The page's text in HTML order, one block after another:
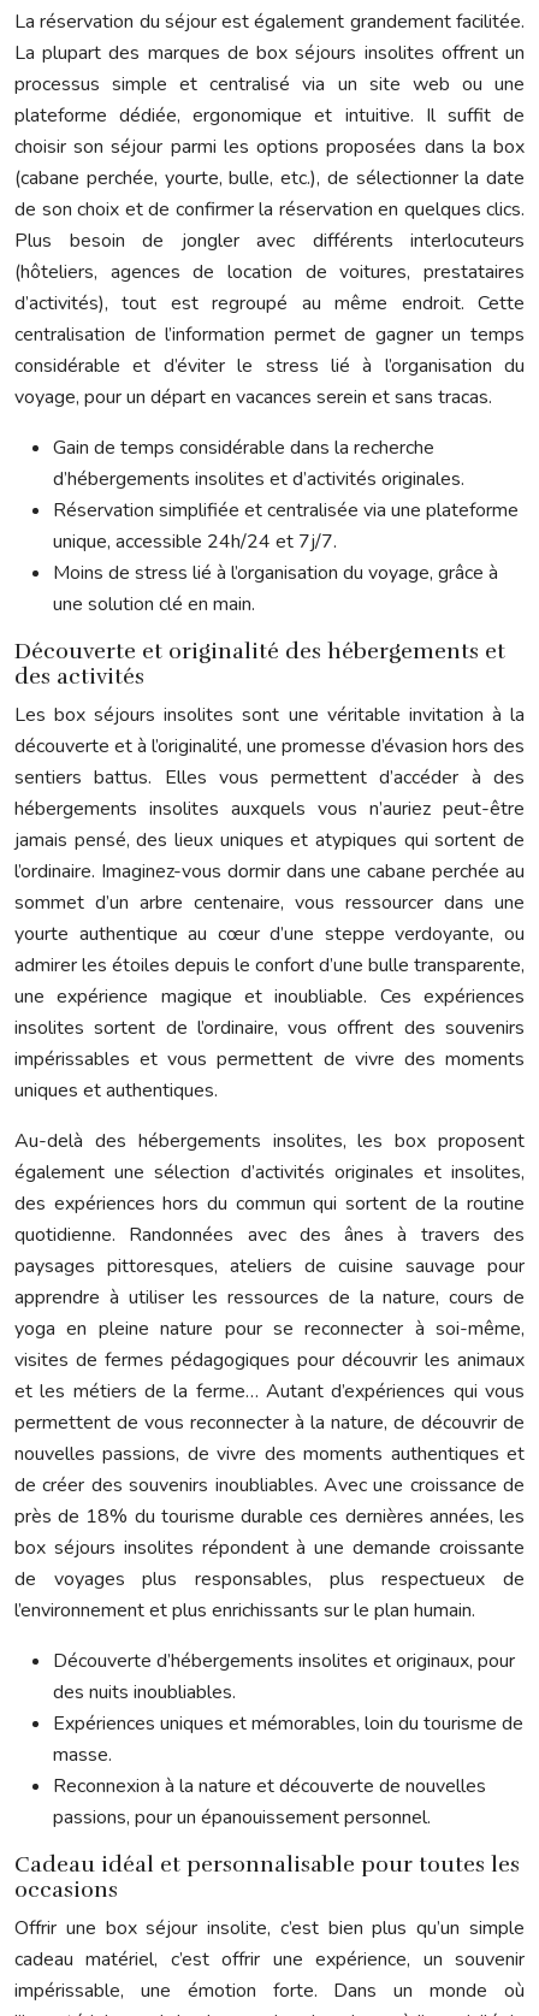
La réservation du séjour est également grandement facilitée.
La plupart des marques de box séjours insolites offrent un
processus simple et centralisé via un site web ou une
plateforme dédiée, ergonomique et intuitive. Il suffit de
choisir son séjour parmi les options proposées dans la box
(cabane perchée, yourte, bulle, etc.), de sélectionner la date
de son choix et de confirmer la réservation en quelques clics.
Plus besoin de jongler avec différents interlocuteurs
(hôteliers, agences de location de voitures, prestataires
d’activités), tout est regroupé au même endroit. Cette
centralisation de l’information permet de gagner un temps
considérable et d’éviter le stress lié à l’organisation du
voyage, pour un départ en vacances serein et sans tracas.
Gain de temps considérable dans la recherche
d’hébergements insolites et d’activités originales.
Réservation simplifiée et centralisée via une plateforme
unique, accessible 24h/24 et 7j/7.
Moins de stress lié à l’organisation du voyage, grâce à
une solution clé en main.
Découverte et originalité des hébergements et
des activités
Les box séjours insolites sont une véritable invitation à la
découverte et à l’originalité, une promesse d’évasion hors des
sentiers battus. Elles vous permettent d’accéder à des
hébergements insolites auxquels vous n’auriez peut-être
jamais pensé, des lieux uniques et atypiques qui sortent de
l’ordinaire. Imaginez-vous dormir dans une cabane perchée au
sommet d’un arbre centenaire, vous ressourcer dans une
yourte authentique au cœur d’une steppe verdoyante, ou
admirer les étoiles depuis le confort d’une bulle transparente,
une expérience magique et inoubliable. Ces expériences
insolites sortent de l’ordinaire, vous offrent des souvenirs
impérissables et vous permettent de vivre des moments
uniques et authentiques.
Au-delà des hébergements insolites, les box proposent
également une sélection d’activités originales et insolites,
des expériences hors du commun qui sortent de la routine
quotidienne. Randonnées avec des ânes à travers des
paysages pittoresques, ateliers de cuisine sauvage pour
apprendre à utiliser les ressources de la nature, cours de
yoga en pleine nature pour se reconnecter à soi-même,
visites de fermes pédagogiques pour découvrir les animaux
et les métiers de la ferme… Autant d’expériences qui vous
permettent de vous reconnecter à la nature, de découvrir de
nouvelles passions, de vivre des moments authentiques et
de créer des souvenirs inoubliables. Avec une croissance de
près de 18% du tourisme durable ces dernières années, les
box séjours insolites répondent à une demande croissante
de voyages plus responsables, plus respectueux de
l’environnement et plus enrichissants sur le plan humain.
Découverte d’hébergements insolites et originaux, pour
des nuits inoubliables.
Expériences uniques et mémorables, loin du tourisme de
masse.
Reconnexion à la nature et découverte de nouvelles
passions, pour un épanouissement personnel.
Cadeau idéal et personnalisable pour toutes les
occasions
Offrir une box séjour insolite, c’est bien plus qu’un simple
cadeau matériel, c’est offrir une expérience, un souvenir
impérissable, une émotion forte. Dans un monde où